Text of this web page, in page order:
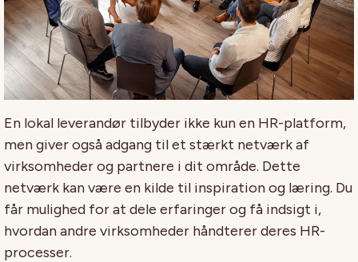
En lokal leverandør tilbyder ikke kun en HR-platform,
men giver også adgang til et stærkt netværk af
virksomheder og partnere i dit område. Dette
netværk kan være en kilde til inspiration og læring. Du
får mulighed for at dele erfaringer og få indsigt i,
hvordan andre virksomheder håndterer deres HR-
processer.